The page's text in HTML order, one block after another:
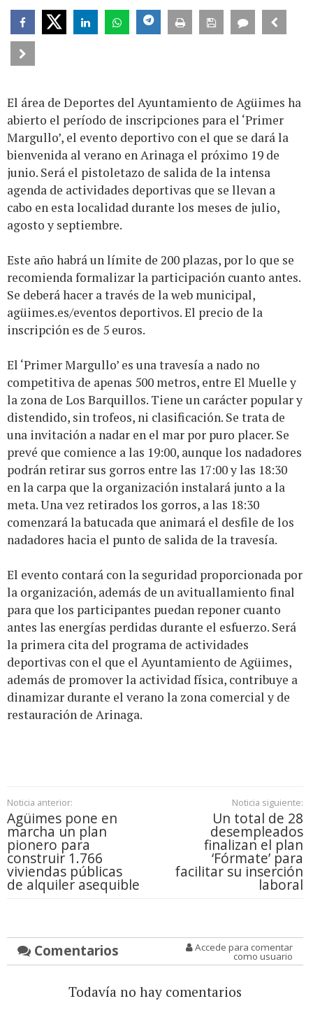
El área de Deportes del Ayuntamiento de Agüimes ha
abierto el período de inscripciones para el ‘Primer
Margullo’, el evento deportivo con el que se dará la
bienvenida al verano en Arinaga el próximo 19 de
junio. Será el pistoletazo de salida de la intensa
agenda de actividades deportivas que se llevan a
cabo en esta localidad durante los meses de julio,
agosto y septiembre.
Este año habrá un límite de 200 plazas, por lo que se
recomienda formalizar la participación cuanto antes.
Se deberá hacer a través de la web municipal,
agüimes.es/eventos deportivos. El precio de la
inscripción es de 5 euros.
El ‘Primer Margullo’ es una travesía a nado no
competitiva de apenas 500 metros, entre El Muelle y
la zona de Los Barquillos. Tiene un carácter popular y
distendido, sin trofeos, ni clasificación. Se trata de
una invitación a nadar en el mar por puro placer. Se
prevé que comience a las 19:00, aunque los nadadores
podrán retirar sus gorros entre las 17:00 y las 18:30
en la carpa que la organización instalará junto a la
meta. Una vez retirados los gorros, a las 18:30
comenzará la batucada que animará el desfile de los
nadadores hacia el punto de salida de la travesía.
El evento contará con la seguridad proporcionada por
la organización, además de un avituallamiento final
para que los participantes puedan reponer cuanto
antes las energías perdidas durante el esfuerzo. Será
la primera cita del programa de actividades
deportivas con el que el Ayuntamiento de Agüimes,
además de promover la actividad física, contribuye a
dinamizar durante el verano la zona comercial y de
restauración de Arinaga.
Noticia anterior:
Agüimes pone en
marcha un plan
pionero para
construir 1.766
viviendas públicas
de alquiler asequible
Noticia siguiente:
Un total de 28
desempleados
finalizan el plan
‘Fórmate’ para
facilitar su inserción
laboral
Comentarios Accede para comentar
como usuario
Todavía no hay comentarios